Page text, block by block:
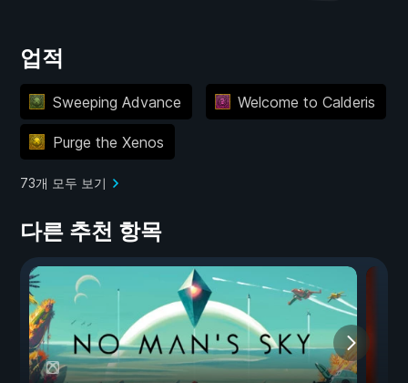
업적
Sweeping Advance Welcome to Calderis
Purge the Xenos
73개 모두 보기
다른 추천 항목